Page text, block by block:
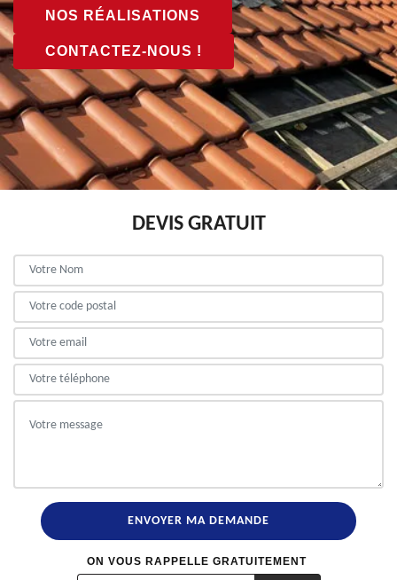
NOS RÉALISATIONS
CONTACTEZ-NOUS !
DEVIS GRATUIT
ON VOUS RAPPELLE GRATUITEMENT